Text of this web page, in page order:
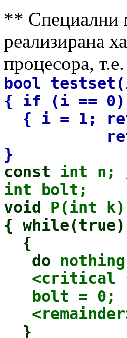
** Специални
реализирана
процесора,
bool
{ if (i == 0)
{ i = 1;
return
}
const int n; /
int bolt;
void
P(int k)
{ while(true)
{
do
<critical
bolt = 0;
}